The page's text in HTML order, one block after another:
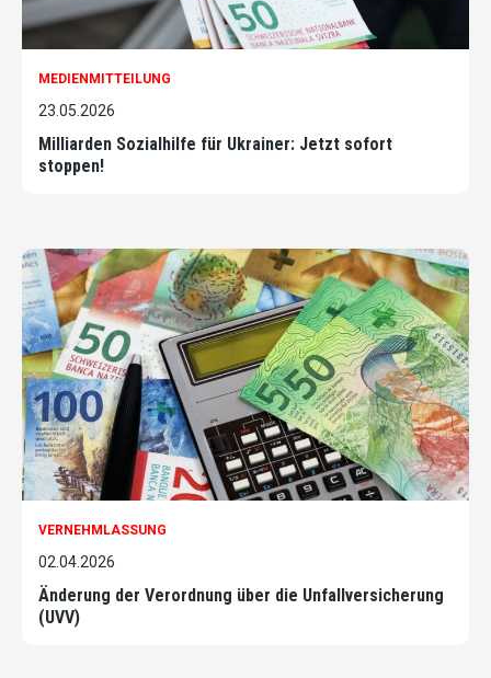
MEDIENMITTEILUNG
23.05.2026
Milliarden Sozialhilfe für Ukrainer: Jetzt sofort
stoppen!
VERNEHMLASSUNG
02.04.2026
Änderung der Verordnung über die Unfallversicherung
(UVV)